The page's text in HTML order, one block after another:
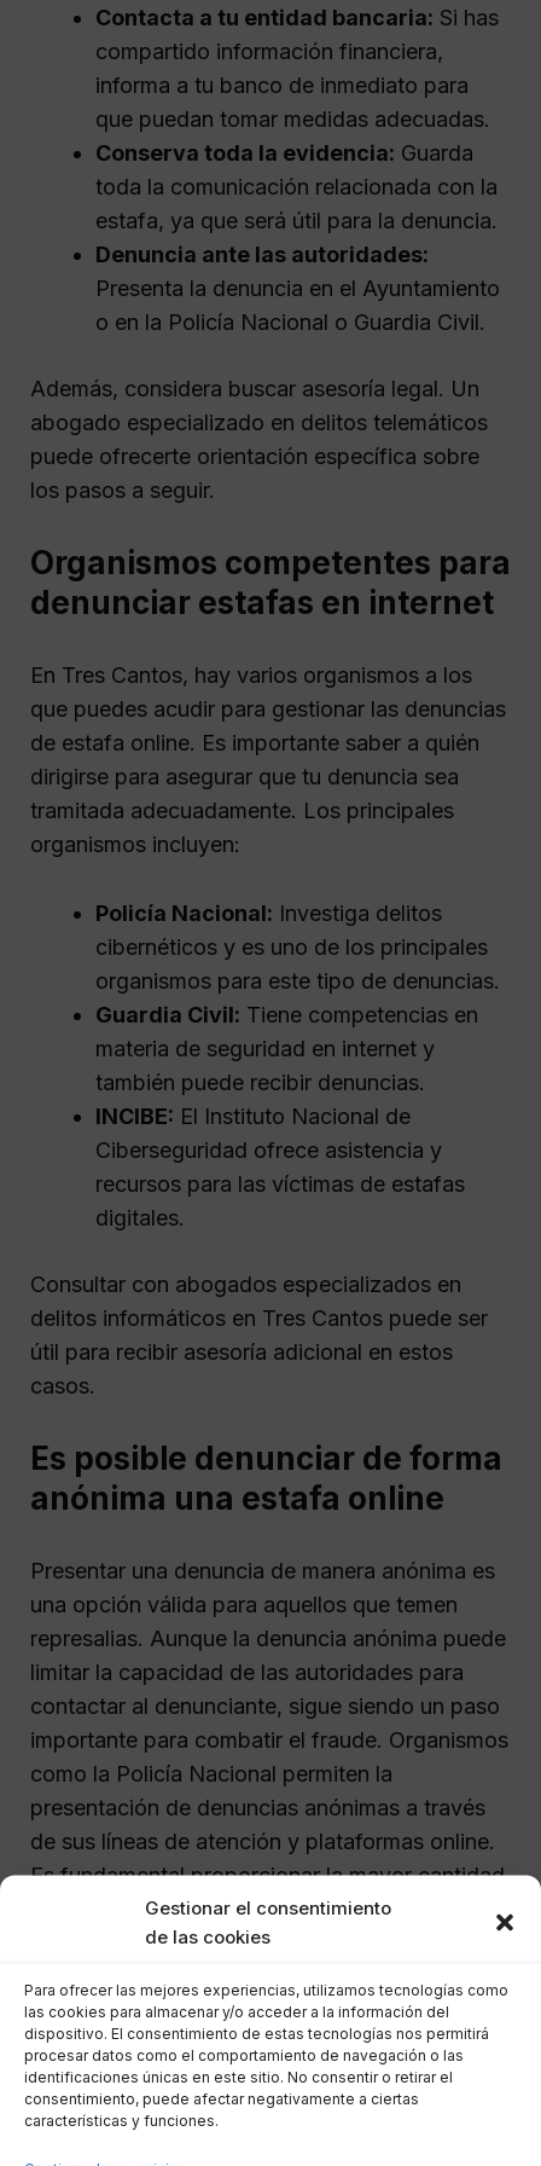
Gestionar el consentimiento
de las cookies
Para ofrecer las mejores experiencias, utilizamos tecnologías como
las cookies para almacenar y/o acceder a la información del
dispositivo. El consentimiento de estas tecnologías nos permitirá
procesar datos como el comportamiento de navegación o las
identificaciones únicas en este sitio. No consentir o retirar el
consentimiento, puede afectar negativamente a ciertas
características y funciones.
Contacta a tu entidad bancaria: Si has
compartido información financiera,
informa a tu banco de inmediato para
que puedan tomar medidas adecuadas.
Conserva toda la evidencia: Guarda
toda la comunicación relacionada con la
estafa, ya que será útil para la denuncia.
Denuncia ante las autoridades:
Presenta la denuncia en el Ayuntamiento
o en la Policía Nacional o Guardia Civil.
Además, considera buscar asesoría legal. Un
abogado especializado en delitos telemáticos
puede ofrecerte orientación específica sobre
los pasos a seguir.
Organismos competentes para
denunciar estafas en internet
En Tres Cantos, hay varios organismos a los
que puedes acudir para gestionar las denuncias
de estafa online. Es importante saber a quién
dirigirse para asegurar que tu denuncia sea
tramitada adecuadamente. Los principales
organismos incluyen:
Policía Nacional: Investiga delitos
cibernéticos y es uno de los principales
organismos para este tipo de denuncias.
Guardia Civil: Tiene competencias en
materia de seguridad en internet y
también puede recibir denuncias.
INCIBE: El Instituto Nacional de
Ciberseguridad ofrece asistencia y
recursos para las víctimas de estafas
digitales.
Consultar con abogados especializados en
delitos informáticos en Tres Cantos puede ser
útil para recibir asesoría adicional en estos
casos.
Es posible denunciar de forma
anónima una estafa online
Presentar una denuncia de manera anónima es
una opción válida para aquellos que temen
represalias. Aunque la denuncia anónima puede
limitar la capacidad de las autoridades para
contactar al denunciante, sigue siendo un paso
importante para combatir el fraude. Organismos
como la Policía Nacional permiten la
presentación de denuncias anónimas a través
de sus líneas de atención y plataformas online.
Es fundamental proporcionar la mayor cantidad
de información posible, incluso de forma
anónima, para facilitar la investigación.
Medidas preventivas tras una
estafa en internet
Después de haber sido víctima de una estafa